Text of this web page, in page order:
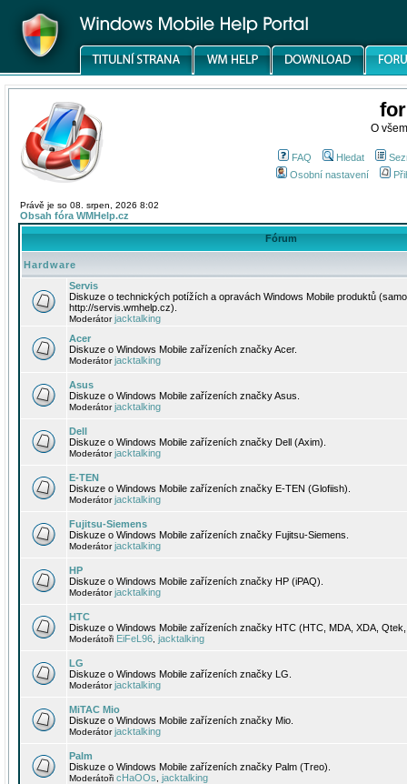
O
FAQ Hledat
Osobní nastavení
Právě je so 08. srpen, 2026 8:02
Obsah fóra WMHelp.cz
Fórum
Hardware
Servis
Diskuze o technických potížích a opravách Windows Mobile produktů
http://servis.wmhelp.cz).
Moderátorjacktalking
Acer
Diskuze o Windows Mobile zařízeních značky Acer.
Moderátorjacktalking
Asus
Diskuze o Windows Mobile zařízeních značky Asus.
Moderátorjacktalking
Dell
Diskuze o Windows Mobile zařízeních značky Dell (Axim).
Moderátorjacktalking
E-TEN
Diskuze o Windows Mobile zařízeních značky E-TEN (Glofiish).
Moderátorjacktalking
Fujitsu-Siemens
Diskuze o Windows Mobile zařízeních značky Fujitsu-Siemens.
Moderátorjacktalking
HP
Diskuze o Windows Mobile zařízeních značky HP (iPAQ).
Moderátorjacktalking
HTC
Diskuze o Windows Mobile zařízeních značky HTC (HTC, MDA, XDA,
Moderátoři EiFeL96 jacktalking
LG
Diskuze o Windows Mobile zařízeních značky LG.
Moderátorjacktalking
MiTAC Mio
Diskuze o Windows Mobile zařízeních značky Mio.
Moderátorjacktalking
Palm
Diskuze o Windows Mobile zařízeních značky Palm (Treo).
Moderátoři cHaOOs jacktalking